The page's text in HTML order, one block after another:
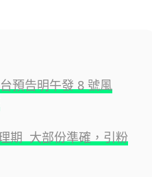
預告明午發 8 號風
期 大部份準確，引粉